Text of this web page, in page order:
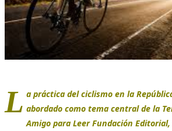
L a práctica del ciclismo en la
abordado como tema central de la
Amigo para Leer Fundación